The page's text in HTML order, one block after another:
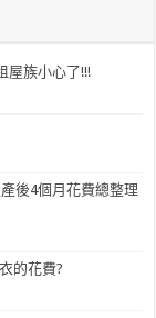
屋族小心了!!!
後4個月花費總整理
的花費?